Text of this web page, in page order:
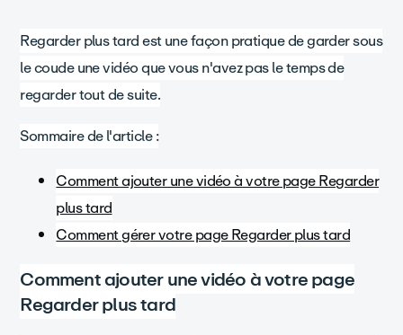
Regarder plus tard est une façon pratique de garder sous
le coude une vidéo que vous n'avez pas le temps de
regarder tout de suite.
Sommaire de l'article :
Comment ajouter une vidéo à votre page Regarder
plus tard
Comment gérer votre page Regarder plus tard
Comment ajouter une vidéo à votre page
Regarder plus tard